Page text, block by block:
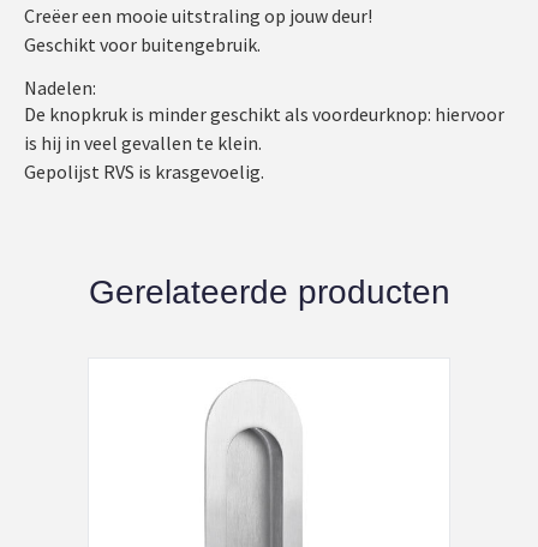
Creëer een mooie uitstraling op jouw deur!
Geschikt voor buitengebruik.
Nadelen:
De knopkruk is minder geschikt als voordeurknop: hiervoor
is hij in veel gevallen te klein.
Gepolijst RVS is krasgevoelig.
Gerelateerde producten